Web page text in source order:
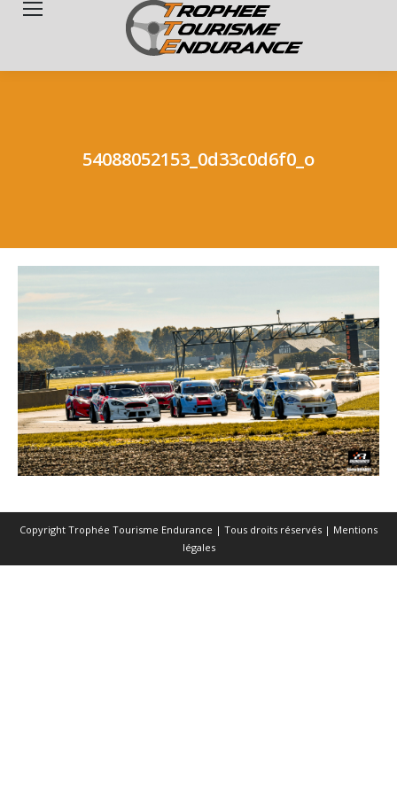
54088052153_0d33c0d6f0_o
Copyright Trophée Tourisme Endurance | Tous droits réservés | Mentions
légales